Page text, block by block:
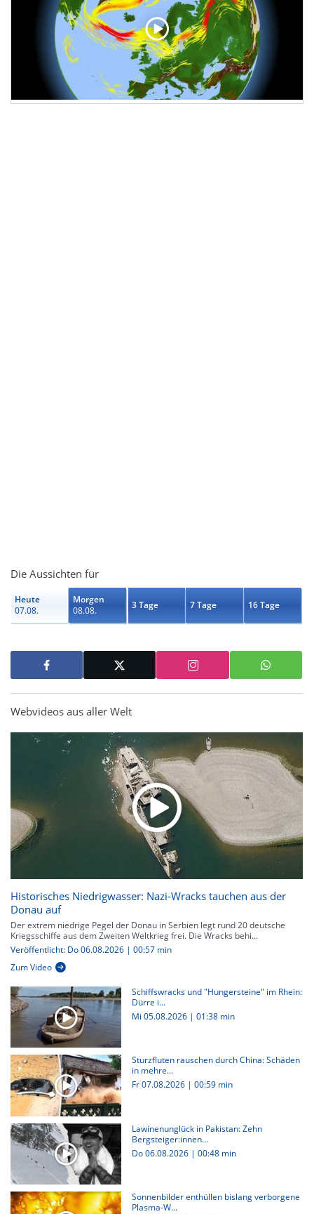
Die Aussichten für
Heute
07.08.
Morgen
08.08.
3 Tage 7 Tage 16 Tage
Webvideos aus aller Welt
Historisches Niedrigwasser: Nazi-Wracks tauchen aus der
Donau auf
Der extrem niedrige Pegel der Donau in Serbien legt rund 20 deutsche
Kriegsschiffe aus dem Zweiten Weltkrieg frei. Die Wracks behi...
Veröffentlicht: Do 06.08.2026 | 00:57 min
Zum Video
Schiffswracks und "Hungersteine" im Rhein:
Dürre i...
Mi 05.08.2026 | 01:38 min
Sturzfluten rauschen durch China: Schäden
in mehre...
Fr 07.08.2026 | 00:59 min
Lawinenunglück in Pakistan: Zehn
Bergsteiger:innen...
Do 06.08.2026 | 00:48 min
Sonnenbilder enthüllen bislang verborgene
Plasma-W...